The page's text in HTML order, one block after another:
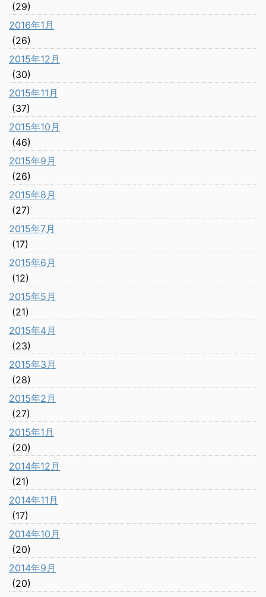
(29)
2016年1月
(26)
2015年12月
(30)
2015年11月
(37)
2015年10月
(46)
2015年9月
(26)
2015年8月
(27)
2015年7月
(17)
2015年6月
(12)
2015年5月
(21)
2015年4月
(23)
2015年3月
(28)
2015年2月
(27)
2015年1月
(20)
2014年12月
(21)
2014年11月
(17)
2014年10月
(20)
2014年9月
(20)